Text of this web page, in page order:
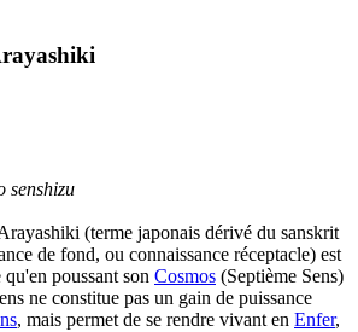
senshizu
(terme japonais dérivé du sanskrit
de fond, ou connaissance réceptacle) est
poussant son Cosmos (Septième Sens)
ne constitue pas un gain de puissance
, mais permet de se rendre vivant en Enfer,